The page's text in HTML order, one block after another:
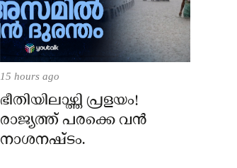
15 hours ago
ഭീതിയിലാഴ്ത്തി പ്രളയം!
രാജ്യത്ത് പരക്കെ വൻ
നാശനഷ്ടം.